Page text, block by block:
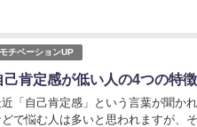
モチベーションUP
己肯定感が低い人の4つの特
近「自己肯定感」という言葉が聞か
どで悩む人は多いと思われますが、